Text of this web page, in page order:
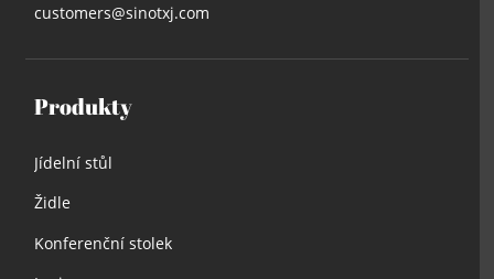
customers@sinotxj.com
Produkty
Jídelní stůl
Židle
Konferenční stolek